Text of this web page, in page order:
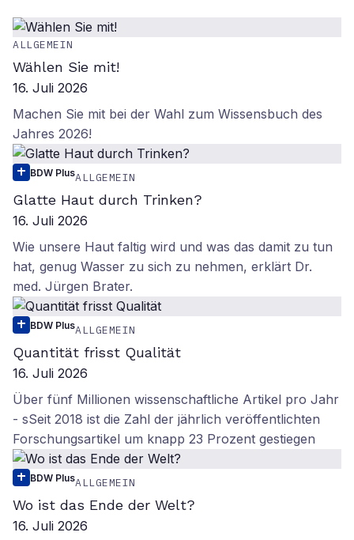
ALLGEMEIN
Wählen Sie mit!
16. Juli 2026
Machen Sie mit bei der Wahl zum Wissensbuch des
Jahres 2026!
BDW PlusALLGEMEIN
Glatte Haut durch Trinken?
16. Juli 2026
Wie unsere Haut faltig wird und was das damit zu tun
hat, genug Wasser zu sich zu nehmen, erklärt Dr.
med. Jürgen Brater.
BDW PlusALLGEMEIN
Quantität frisst Qualität
16. Juli 2026
Über fünf Millionen wissenschaftliche Artikel pro Jahr
- sSeit 2018 ist die Zahl der jährlich veröffentlichten
Forschungsartikel um knapp 23 Prozent gestiegen
BDW PlusALLGEMEIN
Wo ist das Ende der Welt?
16. Juli 2026